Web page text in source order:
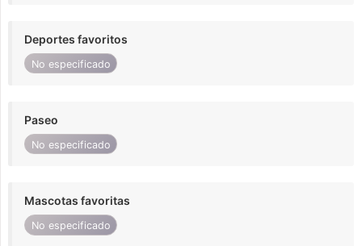
Deportes favoritos
No especificado
Paseo
No especificado
Mascotas favoritas
No especificado